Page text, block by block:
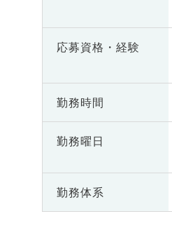
応募資格・ 経験
勤務時間
勤務曜日
勤務体系